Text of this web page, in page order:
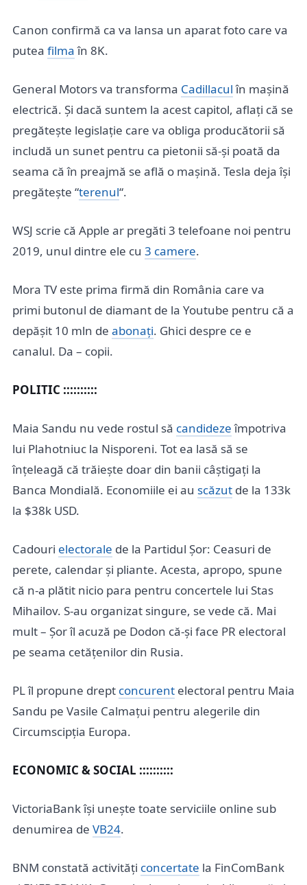
Canon confirmă ca va lansa un aparat foto care va
putea filmaîn 8K.
General Motors va transforma Cadillaculîn mașină
electrică. Și dacă suntem la acest capitol, aflați că se
pregătește legislație care va obliga producătorii să
includă un sunet pentru ca pietonii să-și poată da
seama că în preajmă se află o mașină. Tesla deja își
pregătește “terenul“.
WSJ scrie că Apple ar pregăti 3 telefoane noi pentru
2019, unul dintre ele cu 3 camere.
Mora TV este prima firmă din România care va
primi butonul de diamant de la Youtube pentru că a
depășit 10 mln de abonați. Ghici despre ce e
canalul. Da – copii.
POLITIC ::::::::::
Maia Sandu nu vede rostul să candidezeîmpotriva
lui Plahotniuc la Nisporeni. Tot ea lasă să se
înțeleagă că trăiește doar din banii câștigați la
Banca Mondială. Economiile ei au scăzut de la 133k
la $38k USD.
Cadouri electorale de la Partidul Șor: Ceasuri de
perete, calendar și pliante. Acesta, apropo, spune
că n-a plătit nicio para pentru concertele lui Stas
Mihailov. S-au organizat singure, se vede că. Mai
mult – Șor îl acuză pe Dodon că-și face PR electoral
pe seama cetățenilor din Rusia.
PL îl propune drept concurent electoral pentru Maia
Sandu pe Vasile Calmațui pentru alegerile din
Circumscipția Europa.
ECONOMIC & SOCIAL ::::::::::
VictoriaBank își unește toate serviciile online sub
denumirea de VB24.
BNM constată activități concertate la FinComBank